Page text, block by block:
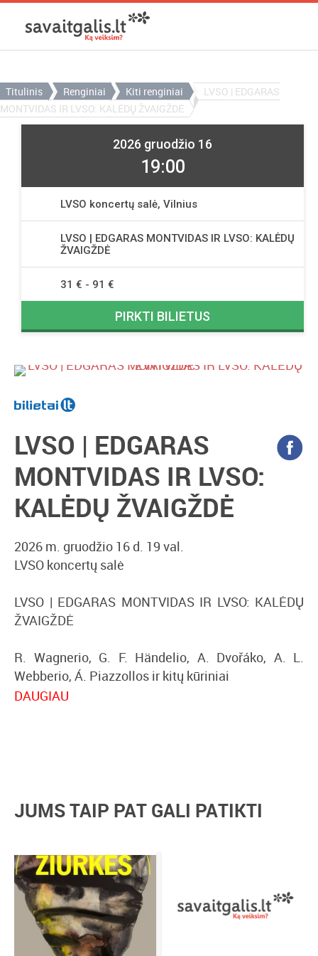
Titulinis Renginiai Kiti renginiai
LVSO | EDGARAS
MONTVIDAS IR LVSO: KALĖDŲ ŽVAIGŽDĖ
LVSO | EDGARAS
MONTVIDAS IR LVSO:
KALĖDŲ ŽVAIGŽDĖ
2026 m. gruodžio 16 d. 19 val.
LVSO koncertų salė
LVSO | EDGARAS MONTVIDAS IR LVSO: KALĖDŲ
ŽVAIGŽDĖ
R. Wagnerio, G. F. Händelio, A. Dvořáko, A. L.
Webberio, Á. Piazzollos ir kitų kūriniai
orkestras, diriguojamas meno vadovo ir vyr.
dirigento maestro Gintaro Rinkevičiaus, kviečia
patirti šv. Kalėdų laukimo stebuklą su naujausia
savo programa „Kalėdų žvaigždė“. Įspūdinga
simfoninė kelionė nuo sakralių baroko šedevrų iki
DAUGIAU
JUMS TAIP PAT GALI PATIKTI
2026 gruodžio 16
19:00
LVSO koncertų salė, Vilnius
LVSO | EDGARAS MONTVIDAS IR LVSO: KALĖDŲ
ŽVAIGŽDĖ
31 € - 91 €
PIRKTI BILIETUS